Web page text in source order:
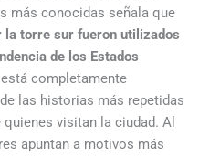
más conocidas señala que
la torre sur fueron utilizados
de los Estados
completamente
las historias más repetidas
visitan la ciudad. Al
apuntan a motivos más